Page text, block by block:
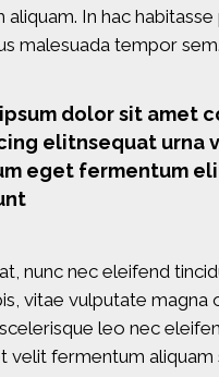
aliquam. In hac
malesuada tempor sem.
dolor sit amet
elitnsequat urna
eget fermentum
nunc nec eleifend
vitae vulputate magna
leo nec
velit fermentum aliquam